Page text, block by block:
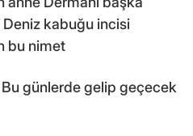
kabuğu incisi
bu nimet
günlerde gelip geçecek